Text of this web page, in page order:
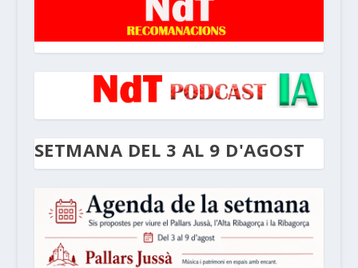
SETMANA DEL 3 AL 9 D'AGOST